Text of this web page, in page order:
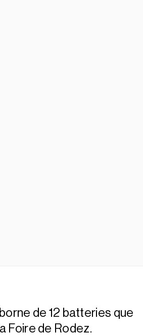
de 12 batteries que
Foire de Rodez.